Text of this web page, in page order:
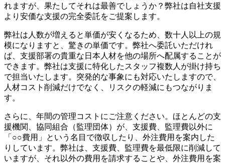
れますが、果たしてそれは最善でしょうか？弊社は自社支援
より安価な支援の完全委託をご提案します。
弊社は人数が増えると単価が安くなるため、数十人以上の規
模になりますと、驚きの単価です。弊社へ委託いただけれ
ば、支援部署の貴重な日本人材を他の場所へ配属することが
できます。弊社は支援に特化したスタッフ複数人が掛け持ち
で担当いたします。突発的な事象にも対応いたしますので、
人材コスト削減だけでなく、リスクの軽減にもつながりま
す。
さらに、年間の管理コストにご注意ください。ほとんどの支
援機関、協同組合（監理団体）が、支援費、監理費以外に
「○○費用」という名目で徴収したり、外注費用を案内した
りしています。弊社は、支援費、監理費を最低限に削減して
いますが、それ以外の費用を請求することや、外注費用を案